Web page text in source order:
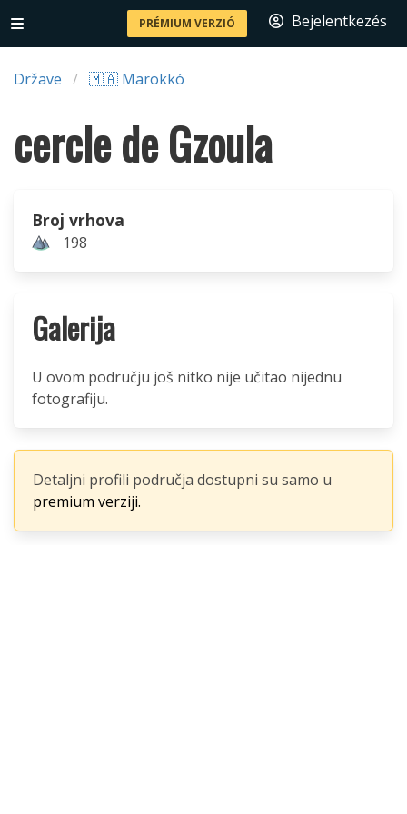
PRÉMIUM VERZIÓ Bejelentkezés
Države 🇲🇦 Marokkó
cercle de Gzoula
Broj vrhova
198
Galerija
U ovom području još nitko nije učitao nijednu
fotografiju.
Detaljni profili područja dostupni su samo u
premium verziji.